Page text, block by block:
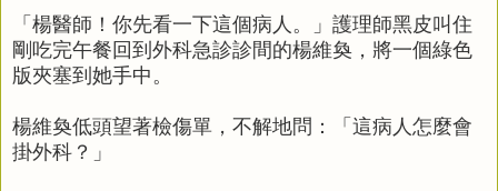
「楊醫師！你先看一下這個病人。」護理師黑皮叫住
剛吃完午餐回到外科急診診間的楊維奐，將一個綠色
版夾塞到她手中。
楊維奐低頭望著檢傷單，不解地問：「這病人怎麼會
掛外科？」